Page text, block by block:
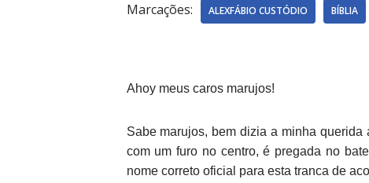
Marcações: ALEXFÁBIO CUSTÓDIO BÍBLIA
Ahoy meus caros marujos!
Sabe marujos, bem dizia a minha
com um furo no centro, é pregada no
nome correto oficial para esta tranca de